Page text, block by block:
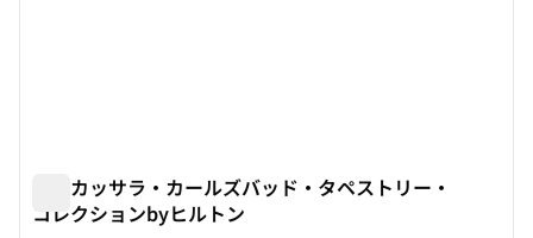
ザ・カッサラ・カールズバッド・タペストリー・
コレクションbyヒルトン